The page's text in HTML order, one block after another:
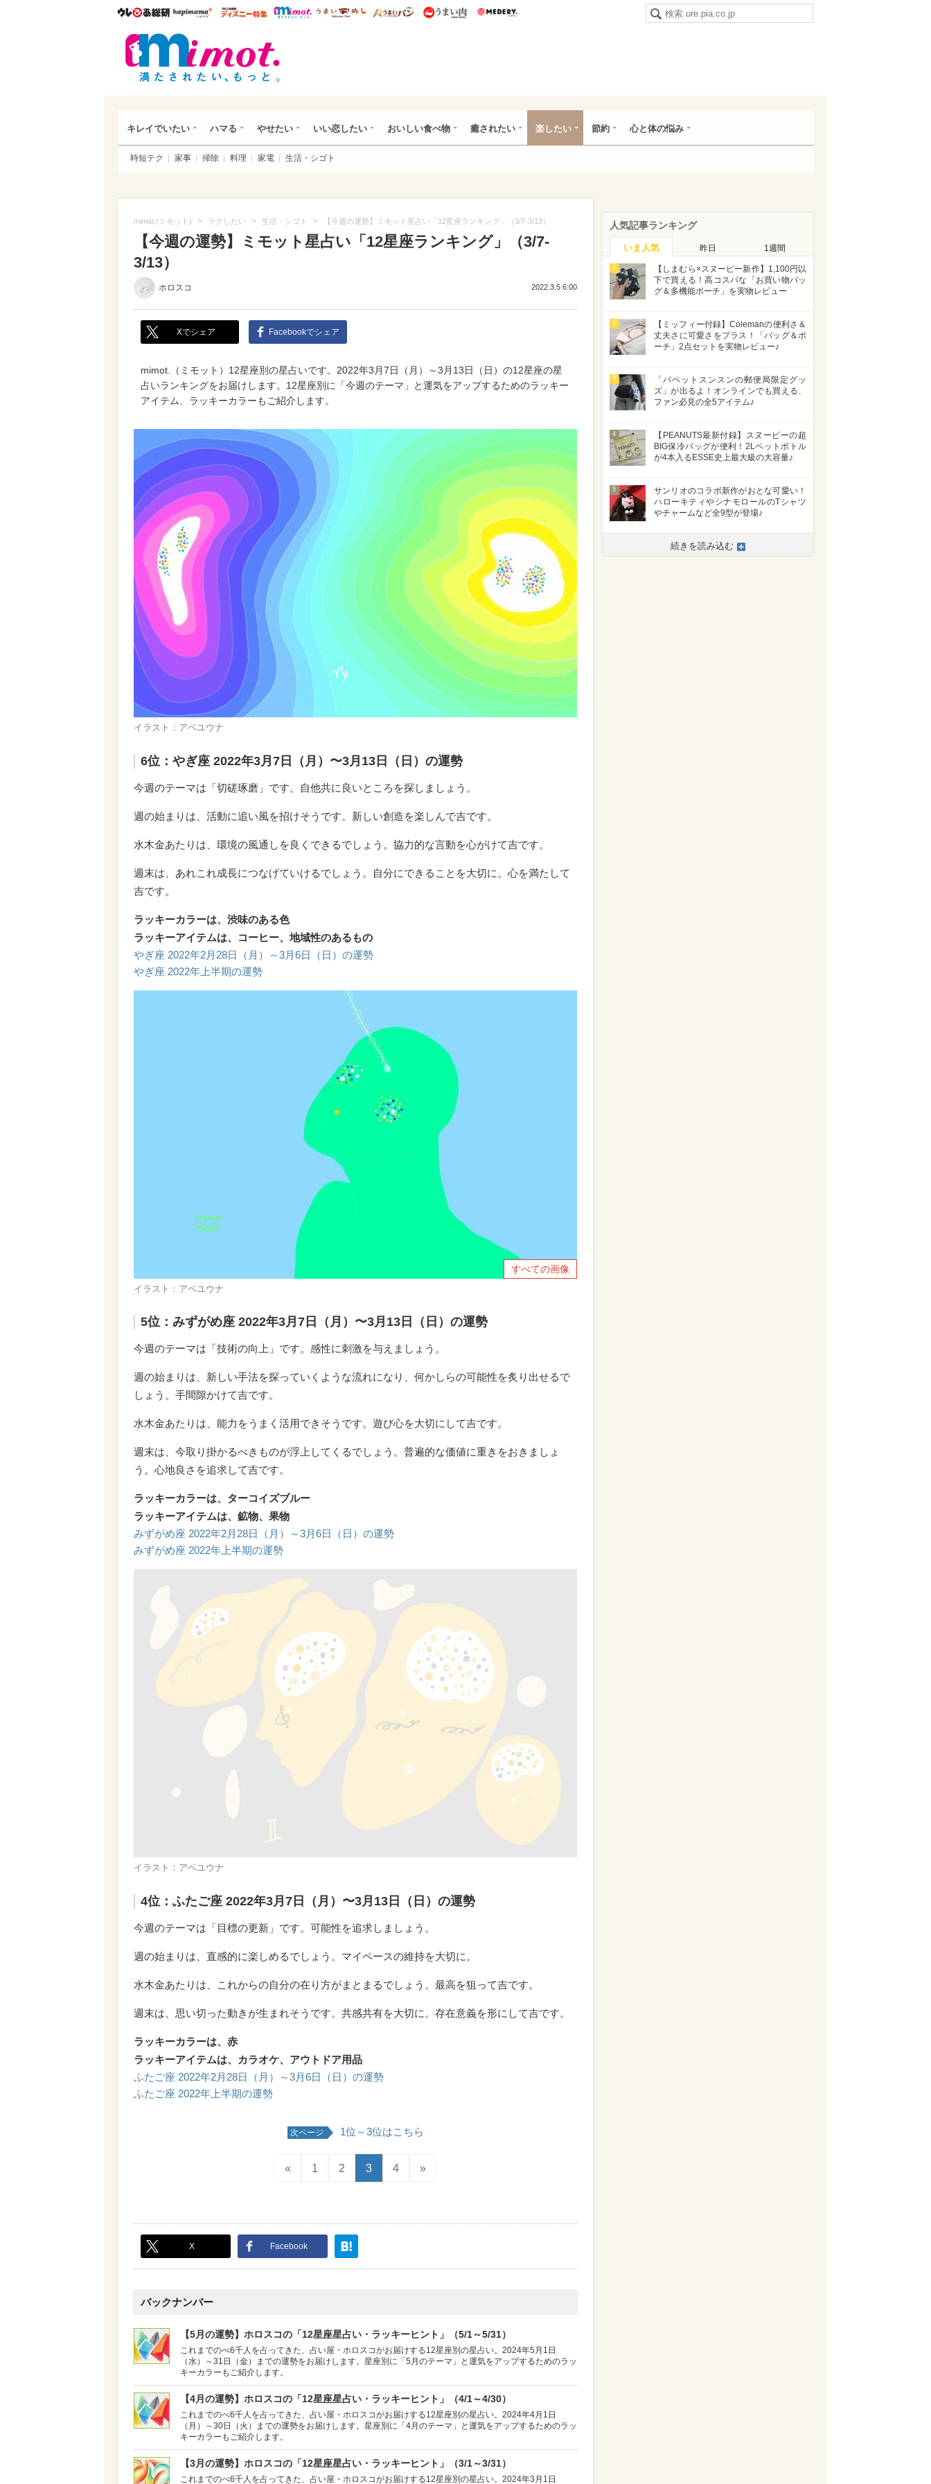
ウレぴあ総研ハピママ* ウレぴあ総研 ディズニー特集
mimot. うまいめし うまいパン うまい肉
キレイでいたい ハマる やせたい いい恋したい おいしい食べ物 癒されたい 楽したい 節約 心と体の悩み
時短テク 家事 掃除 料理 家電 生活・シゴト
mimot.(ミモット) > ラクしたい > 生活・シゴト > 【今週の運勢】ミモット星占い「12星座ランキング」（3/7-3/13）
【今週の運勢】ミモット星占い「12星座ランキング」（3/7-
3/13）
ホロスコ 2022.3.5 6:00
Xでシェア Facebookでシェア
mimot.（ミモット）12星座別の星占いです。2022年3月7日（月）～3月13日（日）の12星座の星
占いランキングをお届けします。12星座別に「今週のテーマ」と運気をアップするためのラッキー
アイテム、ラッキーカラーもご紹介します。
イラスト：アベユウナ
6位：やぎ座 2022年3月7日（月）〜3月13日（日）の運勢
今週のテーマは「切磋琢磨」です。自他共に良いところを探しましょう。
週の始まりは、活動に追い風を招けそうです。新しい創造を楽しんで吉です。
水木金あたりは、環境の風通しを良くできるでしょう。協力的な言動を心がけて吉です。
週末は、あれこれ成長につなげていけるでしょう。自分にできることを大切に。心を満たして
吉です。
ラッキーカラーは、渋味のある色
ラッキーアイテムは、コーヒー、地域性のあるもの
やぎ座 2022年2月28日（月）～3月6日（日）の運勢
やぎ座 2022年上半期の運勢
すべての画像
イラスト：アベユウナ
5位：みずがめ座 2022年3月7日（月）〜3月13日（日）の運勢
今週のテーマは「技術の向上」です。感性に刺激を与えましょう。
週の始まりは、新しい手法を探っていくような流れになり、何かしらの可能性を炙り出せるで
しょう。手間隙かけて吉です。
水木金あたりは、能力をうまく活用できそうです。遊び心を大切にして吉です。
週末は、今取り掛かるべきものが浮上してくるでしょう。普遍的な価値に重きをおきましょ
う。心地良さを追求して吉です。
ラッキーカラーは、ターコイズブルー
ラッキーアイテムは、鉱物、果物
みずがめ座 2022年2月28日（月）～3月6日（日）の運勢
みずがめ座 2022年上半期の運勢
イラスト：アベユウナ
4位：ふたご座 2022年3月7日（月）〜3月13日（日）の運勢
今週のテーマは「目標の更新」です。可能性を追求しましょう。
週の始まりは、直感的に楽しめるでしょう。マイペースの維持を大切に。
水木金あたりは、これからの自分の在り方がまとまるでしょう。最高を狙って吉です。
週末は、思い切った動きが生まれそうです。共感共有を大切に。存在意義を形にして吉です。
ラッキーカラーは、赤
ラッキーアイテムは、カラオケ、アウトドア用品
ふたご座 2022年2月28日（月）～3月6日（日）の運勢
ふたご座 2022年上半期の運勢
次ページ 1位～3位はこちら
« 1 2 3 4 »
X Facebook
バックナンバー
【5月の運勢】ホロスコの「12星座星占い・ラッキーヒント」（5/1～5/31）
これまでのべ6千人を占ってきた、占い屋・ホロスコがお届けする12星座別の星占い。2024年5月1日
（水）～31日（金）までの運勢をお届けします。星座別に「5月のテーマ」と運気をアップするためのラッ
キーカラーもご紹介します。
【4月の運勢】ホロスコの「12星座星占い・ラッキーヒント」（4/1～4/30）
これまでのべ6千人を占ってきた、占い屋・ホロスコがお届けする12星座別の星占い。2024年4月1日
（月）～30日（火）までの運勢をお届けします。星座別に「4月のテーマ」と運気をアップするためのラッ
キーカラーもご紹介します。
【3月の運勢】ホロスコの「12星座星占い・ラッキーヒント」（3/1～3/31）
これまでのべ6千人を占ってきた、占い屋・ホロスコがお届けする12星座別の星占い。2024年3月1日
人気記事ランキング
いま人気 昨日 1週間
1
【しまむら×スヌーピー新作】1,100円以
下で買える！高コスパな「お買い物バッ
グ＆多機能ポーチ」を実物レビュー
2
【ミッフィー付録】Colemanの便利さ＆
丈夫さに可愛さをプラス！「バッグ＆ポ
ーチ」2点セットを実物レビュー♪
3
「パペットスンスンの郵便局限定グッ
ズ」が出るよ！オンラインでも買える、
ファン必見の全5アイテム♪
4
【PEANUTS最新付録】スヌーピーの超
BIG保冷バッグが便利！2Lペットボトル
が4本入るESSE史上最大級の大容量♪
5
サンリオのコラボ新作がおとな可愛い！
ハローキティやシナモロールのTシャツ
やチャームなど全9型が登場♪
続きを読み込む